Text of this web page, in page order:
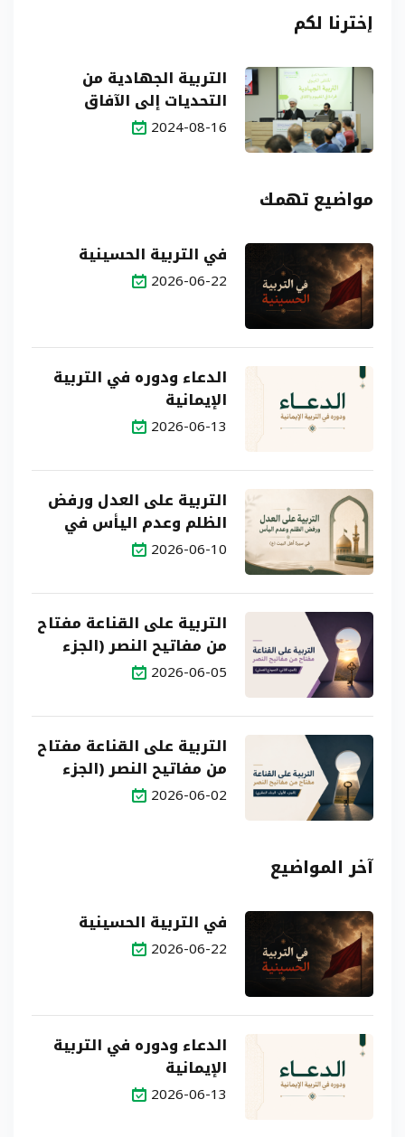
إخترنا لكم
التربية الجهادية من
التحديات إلى الآفاق
2024-08-16
مواضيع تهمك
في التربية الحسينية
2026-06-22
الدعاء ودوره في التربية
الإيمانية
2026-06-13
التربية على العدل ورفض
الظلم وعدم اليأس في
سيرة أهل البيت (ع)
2026-06-10
التربية على القناعة مفتاح
من مفاتيح النصر (الجزء
الثاني: النموذج العملي)
2026-06-05
التربية على القناعة مفتاح
من مفاتيح النصر (الجزء
الأول: البناء النظري)
2026-06-02
آخر المواضيع
في التربية الحسينية
2026-06-22
الدعاء ودوره في التربية
الإيمانية
2026-06-13